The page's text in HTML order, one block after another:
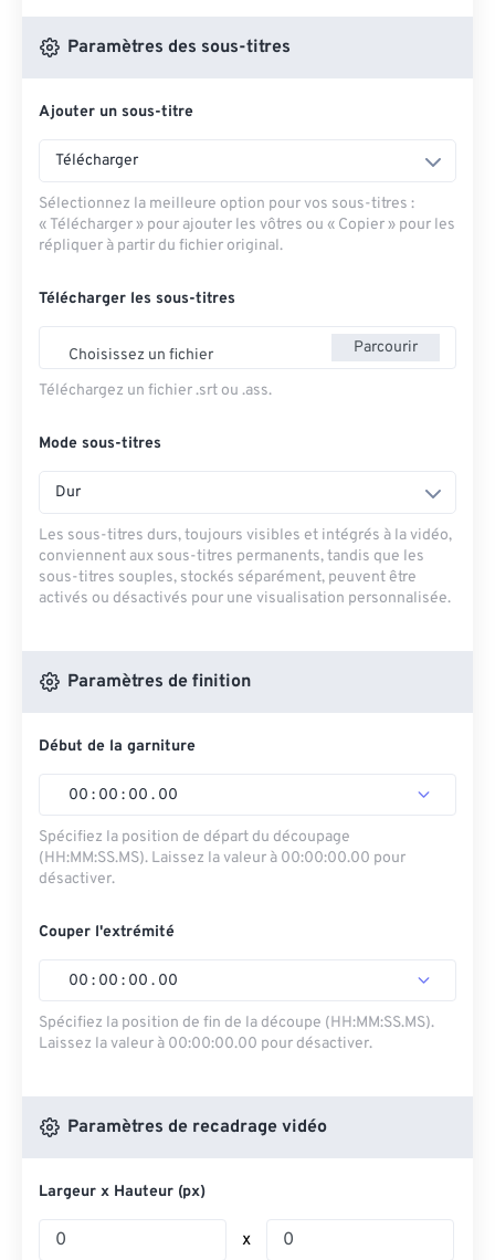
Paramètres des sous-titres
Ajouter un sous-titre
Télécharger
Sélectionnez la meilleure option pour vos sous-titres :
« Télécharger » pour ajouter les vôtres ou « Copier » pour les
répliquer à partir du fichier original.
Télécharger les sous-titres
Choisissez un fichier Parcourir
Téléchargez un fichier .srt ou .ass.
Mode sous-titres
Dur
Les sous-titres durs, toujours visibles et intégrés à la vidéo,
conviennent aux sous-titres permanents, tandis que les
sous-titres souples, stockés séparément, peuvent être
activés ou désactivés pour une visualisation personnalisée.
Paramètres de finition
Début de la garniture
00 : 00 : 00 . 00
Spécifiez la position de départ du découpage
(HH:MM:SS.MS). Laissez la valeur à 00:00:00.00 pour
désactiver.
Couper l'extrémité
00 : 00 : 00 . 00
Spécifiez la position de fin de la découpe (HH:MM:SS.MS).
Laissez la valeur à 00:00:00.00 pour désactiver.
Paramètres de recadrage vidéo
Largeur x Hauteur (px)
x